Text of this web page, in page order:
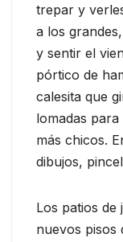
trepar y
a los
y sentir el
pórtico de
calesita que
lomadas
más chicos.
dibujos,
Los patios
nuevos pisos